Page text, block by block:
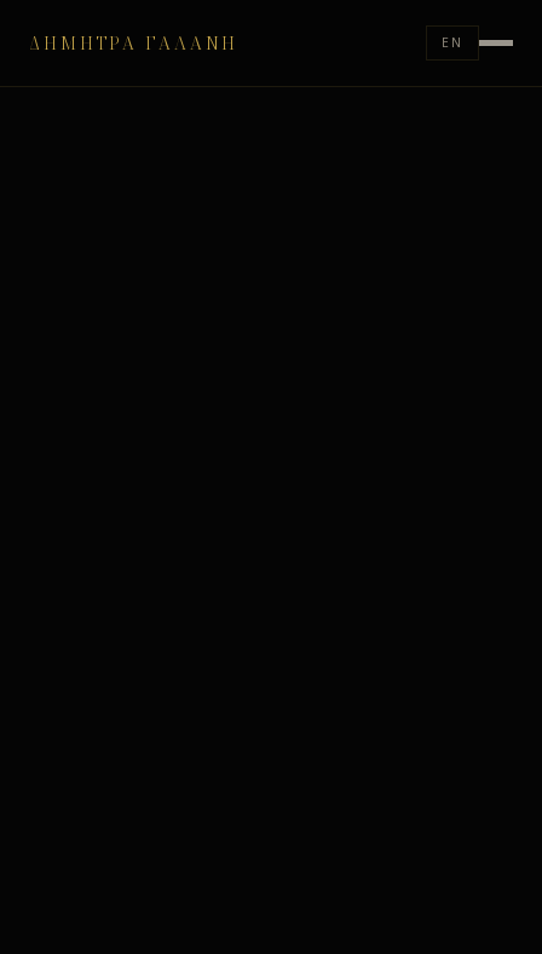
ΔΉΜΗΤΡΑ ΓΑΛΆΝΗ EN